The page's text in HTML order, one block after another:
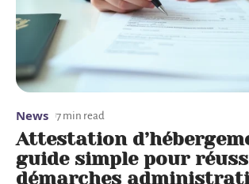
News 7 min read
Attestation
guide simple pour
démarches